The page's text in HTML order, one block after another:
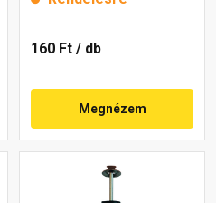
160 Ft / db
Megnézem